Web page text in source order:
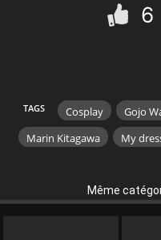
6
TAGS Cosplay Gojo
Marin Kitagawa
My
Même